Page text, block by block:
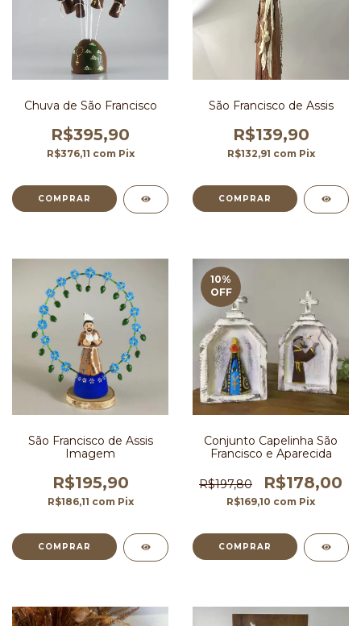
Chuva de São Francisco
R$395,90
R$376,11 com Pix
São Francisco de Assis
R$139,90
R$132,91 com Pix
São Francisco de Assis
Imagem
R$195,90
R$186,11 com Pix
10%
OFF
Conjunto Capelinha São
Francisco e Aparecida
R$197,80 R$178,00
R$169,10 com Pix